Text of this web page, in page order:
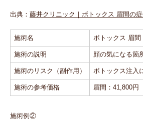
出典： 藤井クリニック｜ボトックス 眉間の
施術名 ボトックス 眉間
施術の説明 顔の気になる箇
施術のリスク（副作用） ボトックス注入
施術の参考価格 眉間：41,800円
施術例②